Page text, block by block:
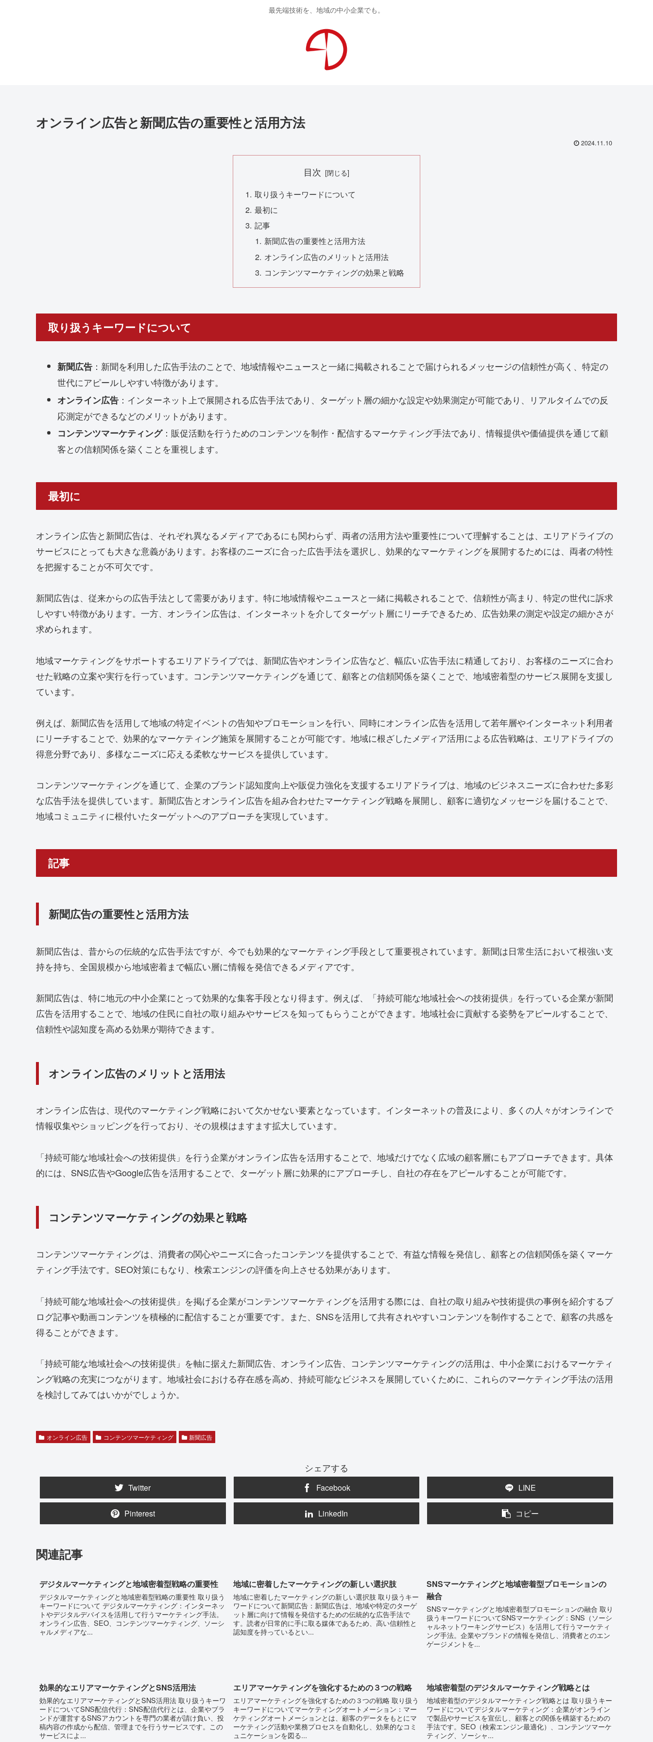
最先端技術を、地域の中小企業でも。
オンライン広告と新聞広告の重要性と活用方法
2024.11.10
目次
取り扱うキーワードについて
最初に
記事
新聞広告の重要性と活用方法
オンライン広告のメリットと活用法
コンテンツマーケティングの効果と戦略
取り扱うキーワードについて
新聞広告：新聞を利用した広告手法のことで、地域情報やニュースと一緒に掲載されることで届けられるメッセージの信頼性が高く、特定の
世代にアピールしやすい特徴があります。
オンライン広告：インターネット上で展開される広告手法であり、ターゲット層の細かな設定や効果測定が可能であり、リアルタイムでの反
応測定ができるなどのメリットがあります。
コンテンツマーケティング：販促活動を行うためのコンテンツを制作・配信するマーケティング手法であり、情報提供や価値提供を通じて顧
客との信頼関係を築くことを重視します。
最初に
オンライン広告と新聞広告は、それぞれ異なるメディアであるにも関わらず、両者の活用方法や重要性について理解することは、エリアドライブの
サービスにとっても大きな意義があります。お客様のニーズに合った広告手法を選択し、効果的なマーケティングを展開するためには、両者の特性
を把握することが不可欠です。
新聞広告は、従来からの広告手法として需要があります。特に地域情報やニュースと一緒に掲載されることで、信頼性が高まり、特定の世代に訴求
しやすい特徴があります。一方、オンライン広告は、インターネットを介してターゲット層にリーチできるため、広告効果の測定や設定の細かさが
求められます。
地域マーケティングをサポートするエリアドライブでは、新聞広告やオンライン広告など、幅広い広告手法に精通しており、お客様のニーズに合わ
せた戦略の立案や実行を行っています。コンテンツマーケティングを通じて、顧客との信頼関係を築くことで、地域密着型のサービス展開を支援し
ています。
例えば、新聞広告を活用して地域の特定イベントの告知やプロモーションを行い、同時にオンライン広告を活用して若年層やインターネット利用者
にリーチすることで、効果的なマーケティング施策を展開することが可能です。地域に根ざしたメディア活用による広告戦略は、エリアドライブの
得意分野であり、多様なニーズに応える柔軟なサービスを提供しています。
コンテンツマーケティングを通じて、企業のブランド認知度向上や販促力強化を支援するエリアドライブは、地域のビジネスニーズに合わせた多彩
な広告手法を提供しています。新聞広告とオンライン広告を組み合わせたマーケティング戦略を展開し、顧客に適切なメッセージを届けることで、
地域コミュニティに根付いたターゲットへのアプローチを実現しています。
記事
新聞広告の重要性と活用方法
新聞広告は、昔からの伝統的な広告手法ですが、今でも効果的なマーケティング手段として重要視されています。新聞は日常生活において根強い支
持を持ち、全国規模から地域密着まで幅広い層に情報を発信できるメディアです。
新聞広告は、特に地元の中小企業にとって効果的な集客手段となり得ます。例えば、「持続可能な地域社会への技術提供」を行っている企業が新聞
広告を活用することで、地域の住民に自社の取り組みやサービスを知ってもらうことができます。地域社会に貢献する姿勢をアピールすることで、
信頼性や認知度を高める効果が期待できます。
オンライン広告のメリットと活用法
オンライン広告は、現代のマーケティング戦略において欠かせない要素となっています。インターネットの普及により、多くの人々がオンラインで
情報収集やショッピングを行っており、その規模はますます拡大しています。
「持続可能な地域社会への技術提供」を行う企業がオンライン広告を活用することで、地域だけでなく広域の顧客層にもアプローチできます。具体
的には、SNS広告やGoogle広告を活用することで、ターゲット層に効果的にアプローチし、自社の存在をアピールすることが可能です。
コンテンツマーケティングの効果と戦略
コンテンツマーケティングは、消費者の関心やニーズに合ったコンテンツを提供することで、有益な情報を発信し、顧客との信頼関係を築くマーケ
ティング手法です。SEO対策にもなり、検索エンジンの評価を向上させる効果があります。
「持続可能な地域社会への技術提供」を掲げる企業がコンテンツマーケティングを活用する際には、自社の取り組みや技術提供の事例を紹介するブ
ログ記事や動画コンテンツを積極的に配信することが重要です。また、SNSを活用して共有されやすいコンテンツを制作することで、顧客の共感を
得ることができます。
「持続可能な地域社会への技術提供」を軸に据えた新聞広告、オンライン広告、コンテンツマーケティングの活用は、中小企業におけるマーケティ
ング戦略の充実につながります。地域社会における存在感を高め、持続可能なビジネスを展開していくために、これらのマーケティング手法の活用
を検討してみてはいかがでしょうか。
オンライン広告 コンテンツマーケティング 新聞広告
シェアする
Twitter Facebook LINE
Pinterest LinkedIn コピー
関連記事
デジタルマーケティングと地域密着型戦略の重要性
デジタルマーケティングと地域密着型戦略の重要性 取り扱う
キーワードについて デジタルマーケティング：インターネッ
トやデジタルデバイスを活用して行うマーケティング手法。
オンライン広告、SEO、コンテンツマーケティング、ソーシ
ャルメディアな...
地域に密着したマーケティングの新しい選択肢
地域に密着したマーケティングの新しい選択肢 取り扱うキー
ワードについて新聞広告：新聞広告は、地域や特定のターゲ
ット層に向けて情報を発信するための伝統的な広告手法で
す。読者が日常的に手に取る媒体であるため、高い信頼性と
認知度を持っているとい...
SNSマーケティングと地域密着型プロモーションの
融合
SNSマーケティングと地域密着型プロモーションの融合 取り
扱うキーワードについてSNSマーケティング：SNS（ソーシ
ャルネットワーキングサービス）を活用して行うマーケティ
ング手法。企業やブランドの情報を発信し、消費者とのエン
ゲージメントを...
効果的なエリアマーケティングとSNS活用法
効果的なエリアマーケティングとSNS活用法 取り扱うキーワ
ードについてSNS配信代行：SNS配信代行とは、企業やブラ
ンドが運営するSNSアカウントを専門の業者が請け負い、投
稿内容の作成から配信、管理までを行うサービスです。この
サービスによ...
エリアマーケティングを強化するための３つの戦略
エリアマーケティングを強化するための３つの戦略 取り扱う
キーワードについてマーケティングオートメーション：マー
ケティングオートメーションとは、顧客のデータをもとにマ
ーケティング活動や業務プロセスを自動化し、効果的なコミ
ュニケーションを図る...
地域密着型のデジタルマーケティング戦略とは
地域密着型のデジタルマーケティング戦略とは 取り扱うキー
ワードについてデジタルマーケティング：企業がオンライン
で製品やサービスを宣伝し、顧客との関係を構築するための
手法です。SEO（検索エンジン最適化）、コンテンツマーケ
ティング、ソーシャ...